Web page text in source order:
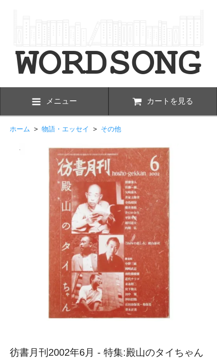
メニュー カートを見る
ホーム > 物語・エッセイ > その他
彷書月刊2002年6月 - 特集:殿山のタイちゃん